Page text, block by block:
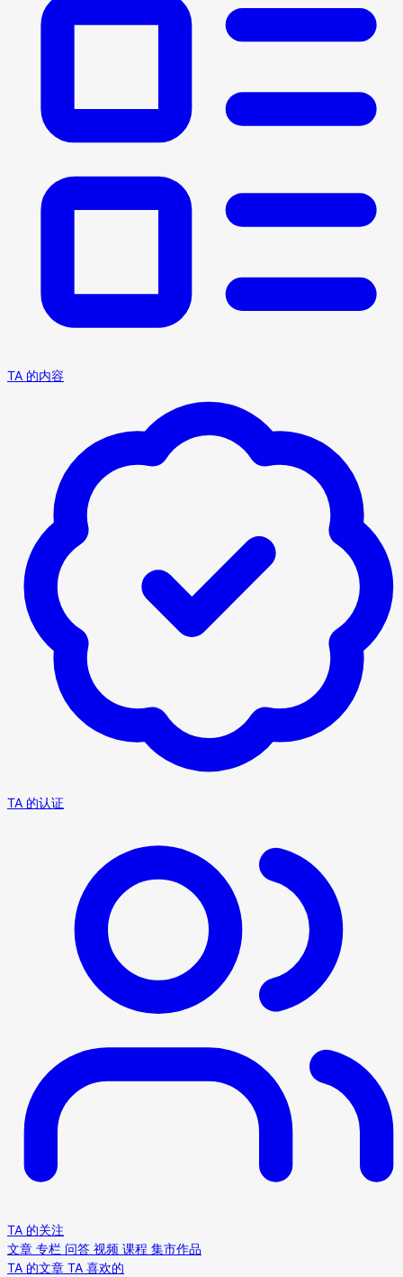
TA 的内容
TA 的认证
TA 的关注
文章 专栏 问答 视频 课程 集市作品
TA 的文章 TA 喜欢的